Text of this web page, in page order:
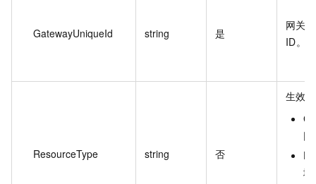
GatewayUniqueId string 是
网关
ID。
ResourceType string 否
生效
域